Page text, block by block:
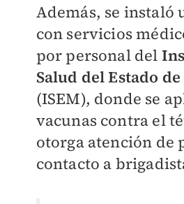
Además, se instaló
con servicios
por personal del
Salud del Estado
(ISEM), donde se
vacunas contra el
otorga atención de
contacto a